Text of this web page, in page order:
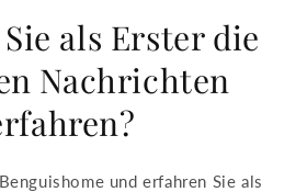
als Erster die
Nachrichten
und erfahren Sie als